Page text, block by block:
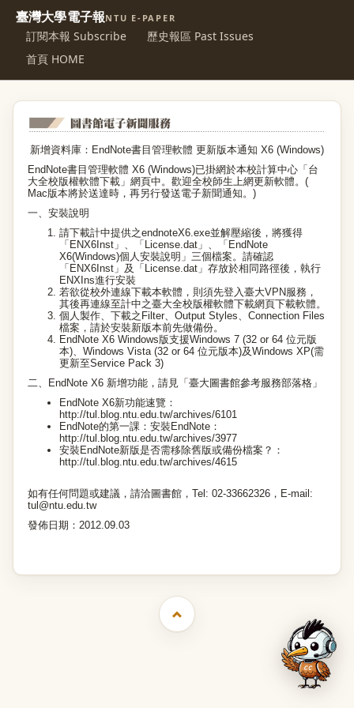
臺灣大學電子報NTU E-PAPER
訂閱本報 Subscribe
歷史報區 Past Issues
首頁 HOME
新增資料庫：EndNote書目管理軟體 更新版本通知 X6 (Windows)
EndNote書目管理軟體 X6 (Windows)已掛網於本校計算中心 「台
大全校版權軟體下載」 網頁中。 歡迎全校師生上網更新軟體。(
Mac版本將於送達時，再另行發送電子新聞通知。)
一、安裝說明
請下載計中提供之endnoteX6.exe並解壓縮後，將獲得
「ENX6Inst」、「License.dat」、「EndNote
X6(Windows)個人安裝說明」三個檔案。請確認
「ENX6Inst」及「License.dat」存放於相同路徑後，執行
ENXIns進行安裝
若欲從校外連線下載本軟體，則須先登入臺大VPN服務，
其後再連線至計中之臺大全校版權軟體下載網頁下載軟體。
個人製作、下載之Filter、Output Styles、Connection Files
檔案，請於安裝新版本前先做備份。
EndNote X6 Windows版支援Windows 7 (32 or 64 位元版
本)、Windows Vista (32 or 64 位元版本)及Windows XP(需
更新至Service Pack 3)
二、EndNote X6 新增功能， 請見「臺大圖書館參考服務部落格」
EndNote X6新功能速覽：
http://tul.blog.ntu.edu.tw/archives/6101
EndNote的第一課：安裝EndNote：
http://tul.blog.ntu.edu.tw/archives/3977
安裝EndNote新版是否需移除舊版或備份檔案？：
http://tul.blog.ntu.edu.tw/archives/4615
如有任何問題或建議，請洽圖書館，Tel: 02-33662326，E-mail:
tul@ntu.edu.tw
發佈日期：2012.09.03